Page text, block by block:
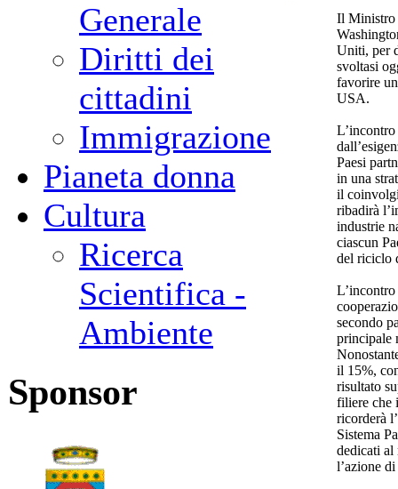
Generale
Diritti dei
cittadini
Immigrazione
Pianeta donna
Cultura
Ricerca
Scientifica -
Ambiente
Sponsor
Il Ministro
Uniti, per
svoltasi
favorire
USA.
Paesi
in una
il
ribadirà
industrie
ciascun
del riciclo
secondo
principale
il 15%,
risultato
filiere che
ricorderà
Sistema
dedicati al
l’azione